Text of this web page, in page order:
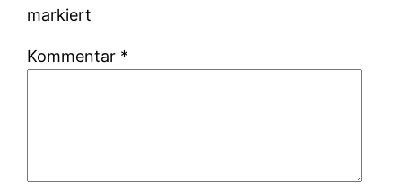
markiert
Kommentar *